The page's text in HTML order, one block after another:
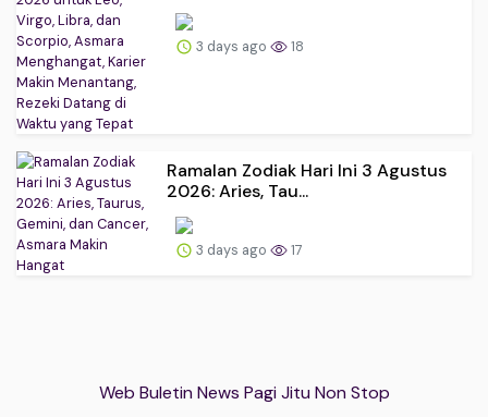
3 days ago 18
Ramalan Zodiak Hari Ini 3 Agustus
2026: Aries, Tau...
3 days ago 17
Web Buletin News Pagi Jitu Non Stop